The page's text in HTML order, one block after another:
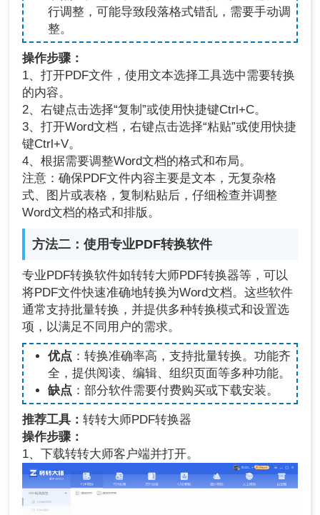
行调整，可能导致段落格式错乱，需要手动调
整。
操作步骤：
1、打开PDF文件，使用文本选择工具选中需要转换
的内容。
2、右键点击选择“复制”或使用快捷键Ctrl+C。
3、打开Word文档，右键点击选择“粘贴”或使用快捷
键Ctrl+V。
4、根据需要调整Word文档的格式和布局。
注意：确保PDF文件内容主要是文本，无复杂格
式、图片或表格，复制粘贴后，仔细检查并调整
Word文档的格式和排版。
方法二：使用专业PDF转换软件
专业PDF转换软件如转转大师PDF转换器等，可以
将PDF文件快速准确地转换为Word文档。这些软件
通常支持批量转换，并提供多种转换模式和设置选
项，以满足不同用户的需求。
优点 ：转换准确率高，支持批量转换。功能齐
全，提供阅读、编辑、组织页面等多种功能。
缺点 ：部分软件需要付费购买或下载安装。
推荐工具：转转大师PDF转换器
操作步骤：
1、下载转转大师客户端并打开。